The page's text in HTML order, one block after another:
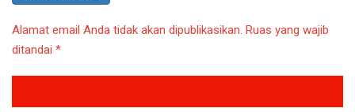
Alamat email Anda tidak akan dipublikasikan. Ruas yang wajib
ditandai *